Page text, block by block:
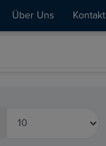
Über Uns Kontakt